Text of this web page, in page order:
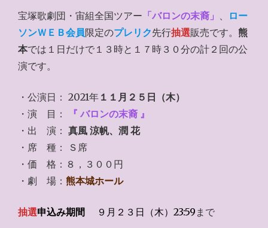
宝塚歌劇団・宙組全国ツアー 「バロンの末裔」 、
ロー
ソンＷＥＢ会員限定のプレリク先行抽選販売です。 熊
本では１日だけで１３時と１７時３０分の計２回の公
演です。
・公演日： 2021年 １１月２５日（木）
・演 目：
『 バロンの末裔 』
・出 演： 真風 涼帆、潤 花
・席 種： Ｓ席
・価 格：８，３００円
・劇 場： 熊本城ホール
抽選申込み期間 ９月２３日（木）23:59 まで